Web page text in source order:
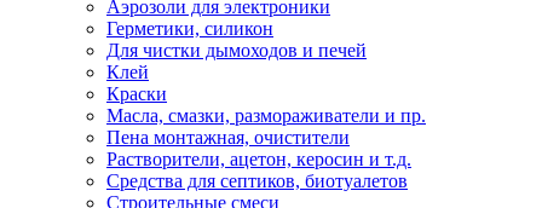
Аэрозоли для электроники
Герметики, силикон
Для чистки дымоходов и печей
Клей
Краски
Масла, смазки, размораживатели и пр.
Пена монтажная, очистители
Растворители, ацетон, керосин и т.д.
Средства для септиков, биотуалетов
Строительные смеси